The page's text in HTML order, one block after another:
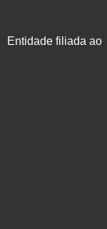
Entidade filiada ao